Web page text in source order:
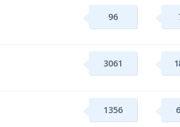
96
3061
1356